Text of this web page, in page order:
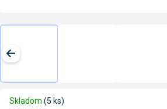
Skladom (5 ks)